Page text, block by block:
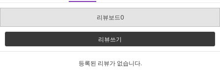
리뷰보드0
리뷰쓰기
등록된 리뷰가 없습니다.